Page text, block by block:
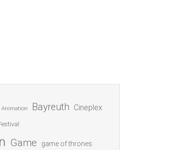
Animation Bayreuth Cineplex
Game game of thrones